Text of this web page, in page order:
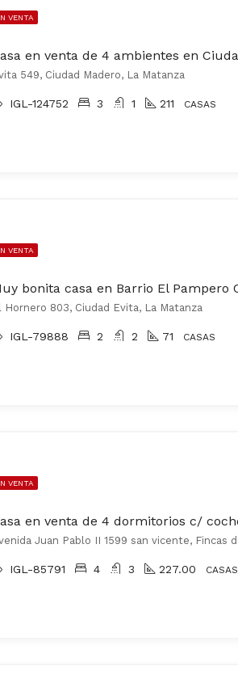
VENTA
549, Ciudad Madero, La Matanza
IGL-124752 3 1 211 CASAS
VENTA
Hornero 803, Ciudad Evita, La Matanza
IGL-79888 2 2 71 CASAS
VENTA
IGL-85791 4 3 227.00 CASAS